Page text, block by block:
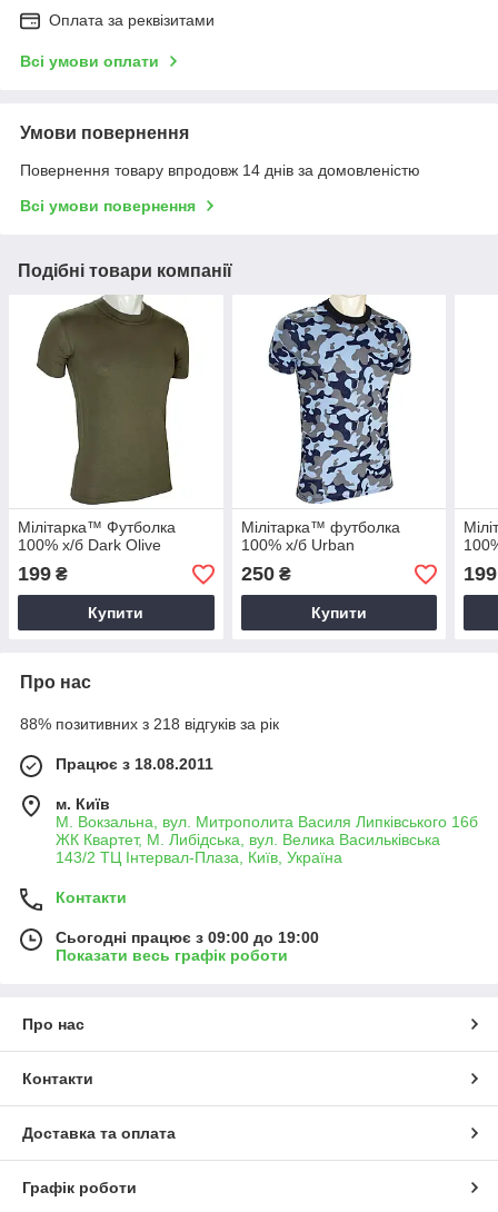
Оплата за реквізитами
Всі умови оплати
Умови повернення
Повернення товару впродовж 14 днів за домовленістю
Всі умови повернення
Подібні товари компанії
Мілітарка™ Футболка
100% х/б Dark Olive
199 ₴
Купити
Мілітарка™ футболка
100% х/б Urban
250₴
Купити
199
Про нас
88% позитивних з 218 відгуків за рік
Працює з 18.08.2011
м. Київ
М. Вокзальна, вул. Митрополита Василя Липківського 16б
ЖК Квартет, М. Либідська, вул. Велика Васильківська
143/2 ТЦ Інтервал-Плаза, Київ, Україна
Контакти
Сьогодні працює з 09:00 до 19:00
Показати весь графік роботи
Про нас
Контакти
Доставка та оплата
Графік роботи